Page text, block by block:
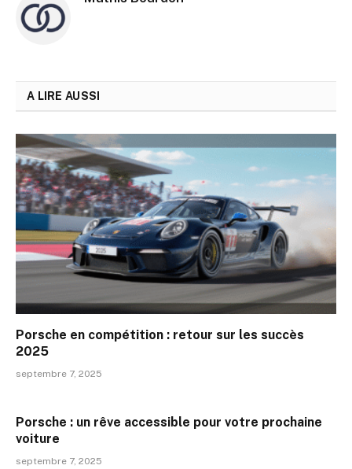
A LIRE AUSSI
Porsche en compétition : retour sur les succès
2025
septembre 7, 2025
Porsche : un rêve accessible pour votre prochaine
voiture
septembre 7, 2025